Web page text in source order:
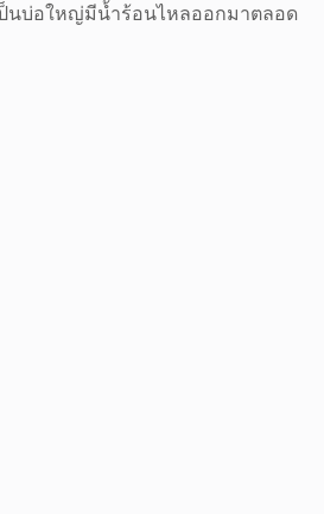
ป็นบ่อใหญ่มีน้ำร้อนไหลออกมาตลอด